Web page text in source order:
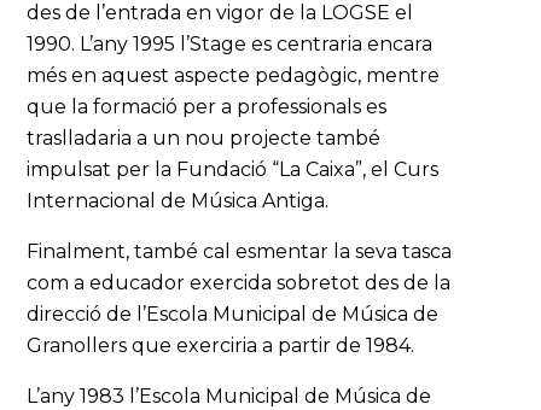
des de l’entrada en vigor de la LOGSE el
1990. L’any 1995 l’Stage es centraria encara
més en aquest aspecte pedagògic, mentre
que la formació per a professionals es
traslladaria a un nou projecte també
impulsat per la Fundació “La Caixa”, el Curs
Internacional de Música Antiga.
Finalment, també cal esmentar la seva tasca
com a educador exercida sobretot des de la
direcció de l’Escola Municipal de Música de
Granollers que exerciria a partir de 1984.
L’any 1983 l’Escola Municipal de Música de